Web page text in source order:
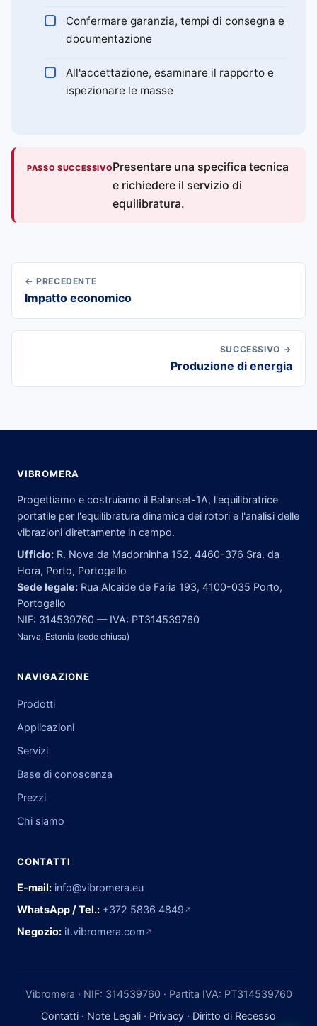
Confermare garanzia, tempi di consegna e
documentazione
All'accettazione, esaminare il rapporto e
ispezionare le masse
PASSO SUCCESSIVOPresentare una specifica tecnica
e richiedere il servizio di
equilibratura.
← PRECEDENTE
Impatto economico
SUCCESSIVO →
Produzione di energia
VIBROMERA
Progettiamo e costruiamo il Balanset-1A, l'equilibratrice
portatile per l'equilibratura dinamica dei rotori e l'analisi delle
vibrazioni direttamente in campo.
Ufficio: R. Nova da Madorninha 152, 4460-376 Sra. da
Hora, Porto, Portogallo
Sede legale: Rua Alcaide de Faria 193, 4100-035 Porto,
Portogallo
NIF: 314539760 — IVA: PT314539760
Narva, Estonia (sede chiusa)
NAVIGAZIONE
Prodotti
Applicazioni
Servizi
Base di conoscenza
Prezzi
Chi siamo
CONTATTI
E-mail: info@vibromera.eu
WhatsApp / Tel.: +372 5836 4849 ↗
Negozio: it.vibromera.com ↗
Vibromera · NIF: 314539760 · Partita IVA: PT314539760
Contatti · Note Legali · Privacy · Diritto di Recesso